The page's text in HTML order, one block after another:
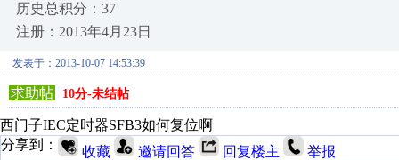
历史总积分：37
注册：2013年4月23日
发表于：2013-10-07 14:53:39
求助帖 10分-未结帖
西门子IEC定时器SFB3如何复位啊
分享到：
收藏 邀请回答 回复楼主 举报